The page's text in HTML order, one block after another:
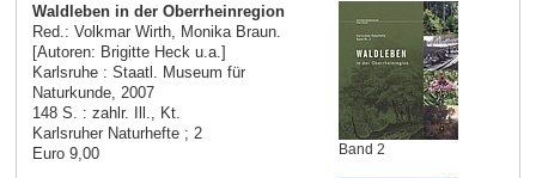
Band 2
Waldleben in der Oberrheinregion
Red.: Volkmar Wirth, Monika Braun.
[Autoren: Brigitte Heck u.a.]
Karlsruhe : Staatl. Museum für
Naturkunde, 2007
148 S. : zahlr. Ill., Kt.
Karlsruher Naturhefte ; 2
Euro 9,00